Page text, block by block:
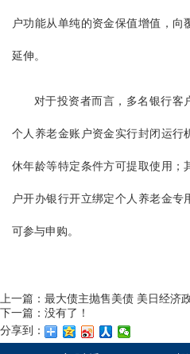
户功能从单纯的资金保值增值，
延伸。
对于投资者而言，多名银行客
个人养老金账户资金实行封闭运行
休年龄等特定条件方可提取使用；
户开办银行开立绑定个人养老金
可参与申购。
上一篇： 最大债主抛售美债 美日经济
下一篇：没有了！
分享到：